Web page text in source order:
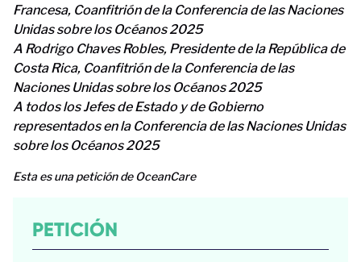
Francesa, Coanfitrión de la Conferencia de las Naciones
Unidas sobre los Océanos 2025
A Rodrigo Chaves Robles, Presidente de la República de
Costa Rica, Coanfitrión de la Conferencia de las
Naciones Unidas sobre los Océanos 2025
A todos los Jefes de Estado y de Gobierno
representados en la Conferencia de las Naciones Unidas
sobre los Océanos 2025
Esta es una petición de OceanCare
PETICIÓN